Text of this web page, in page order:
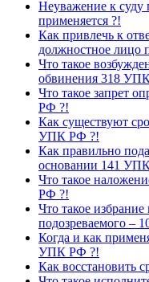
Неуважение к суду
применяется ?!
Как привлечь к
должностное
Что такое
обвинения 318
Что такое запрет
РФ ?!
Как существуют
УПК РФ ?!
Как правильно
основании 141
Что такое
РФ ?!
Что такое
подозреваемого –
Когда и как
УПК РФ ?!
Как восстановить